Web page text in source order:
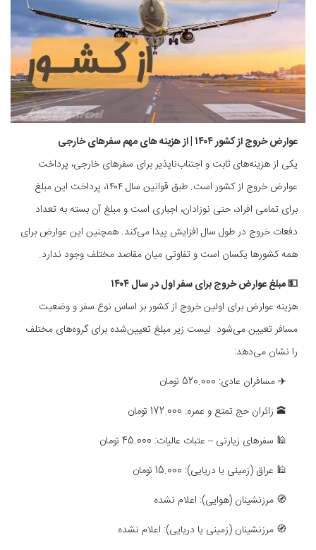
عوارض خروج از کشور ۱۴۰۴ | از هزینه های مهم سفرهای خارجی
یکی از هزینه‌های ثابت و اجتناب‌ناپذیر برای سفرهای خارجی، پرداخت
عوارض خروج از کشور است. طبق قوانین سال ۱۴۰۴، پرداخت این مبلغ
برای تمامی افراد، حتی نوزادان، اجباری است و مبلغ آن بسته به تعداد
دفعات خروج در طول سال افزایش پیدا می‌کند. همچنین این عوارض برای
همه کشورها یکسان است و تفاوتی میان مقاصد مختلف وجود ندارد.
💵 مبلغ عوارض خروج برای سفر اول در سال ۱۴۰۴
هزینه عوارض برای اولین خروج از کشور بر اساس نوع سفر و وضعیت
مسافر تعیین می‌شود. لیست زیر مبلغ تعیین‌شده برای گروه‌های مختلف
را نشان می‌دهد:
✈️ مسافران عادی: 520.000 تومان
🕋 زائران حج تمتع و عمره: 172.000 تومان
🕌 سفرهای زیارتی – عتبات عالیات: 45.000 تومان
🕌 عراق (زمینی یا دریایی): 15.000 تومان
🧭 مرزنشینان (هوایی): اعلام نشده
🧭 مرزنشینان (زمینی یا دریایی): اعلام نشده